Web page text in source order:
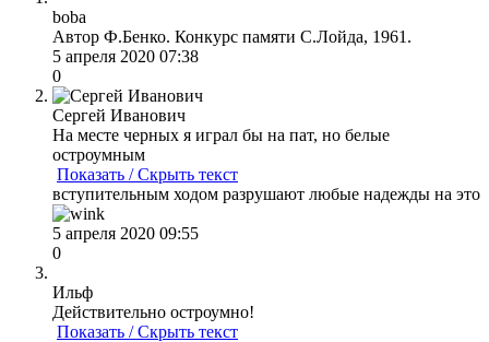
boba
Автор Ф.Бенко. Конкурс памяти С.Лойда, 1961.
5 апреля 2020 07:38
0
Сергей Иванович
На месте черных я играл бы на пат, но белые
остроумным
Показать / Скрыть текст
вступительным ходом разрушают любые надежды на это
5 апреля 2020 09:55
0
Ильф
Действительно остроумно!
Показать / Скрыть текст